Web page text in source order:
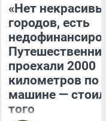
«Нет
городов, есть
проехали 2000
километров по
машине —
того